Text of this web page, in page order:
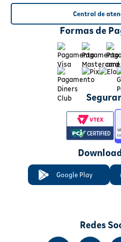
Central de
Formas de
Google Play
Redes